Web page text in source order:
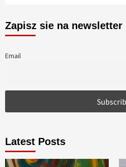
Zapisz sie na newsletter
Email
Latest Posts